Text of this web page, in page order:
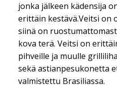
jonka jälkeen kädensija
erittäin kestävä.Veitsi on
siinä on
kova terä. Veitsi on
pihveille ja muulle
sekä astianpesukonetta
valmistettu Brasiliassa.